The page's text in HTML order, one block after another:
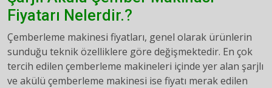
Fiyatarı Nelerdir.?
Çemberleme makinesi fiyatları, genel olarak ürünlerin
sunduğu teknik özelliklere göre değişmektedir. En çok
tercih edilen çemberleme makineleri içinde yer alan şarjlı
ve akülü çemberleme makinesi ise fiyatı merak edilen